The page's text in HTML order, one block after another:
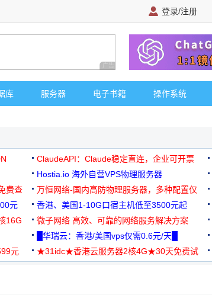
登录/注册
广告 商业广告，理性选择
库 服务器 电子书籍 操作系统
ClaudeAPI：Claude稳定直连，企业可开票
Hostia.io 海外自营VPS物理服务器
费查
万恒网络-国内高防物理服务器，多种配置仅
99元/月起
元 香港、美国1-10G口宿主机低至3500元起
16G
微子网络 高效、可靠的网络服务解决方案
█华瑞云：香港/美国vps仅需0.6元/天█
元
★31idc★香港云服务器2核4G★30天免费试